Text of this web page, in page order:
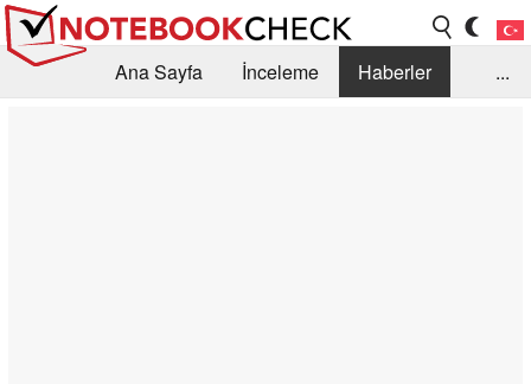
Ana Sayfa İnceleme
Haberler
...